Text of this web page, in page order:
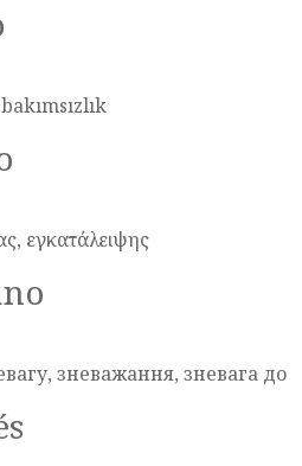
εγκατάλειψης
зневажання, зневага до